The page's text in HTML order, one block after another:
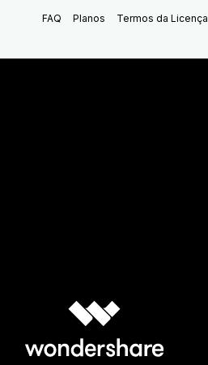
FAQ Planos Termos da Licença